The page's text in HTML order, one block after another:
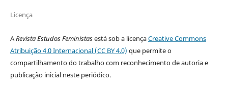
Licença
ARevista Estudos Feministasestá sob a licençaCreative Commons
Atribuição 4.0 Internacional (CC BY 4.0) que permite o
compartilhamento do trabalho com reconhecimento de autoria e
publicação inicial neste periódico.